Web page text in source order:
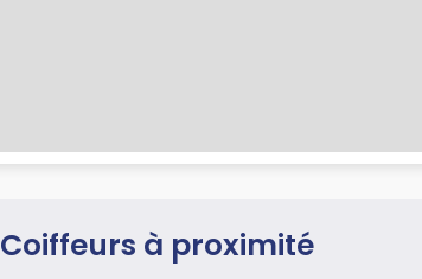
Coiffeurs à proximité